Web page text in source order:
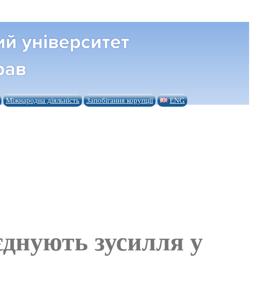
Міжнародна діяльність Запобігання корупції ENG
зусилля у